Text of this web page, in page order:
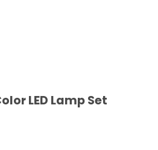
LED Lamp Set